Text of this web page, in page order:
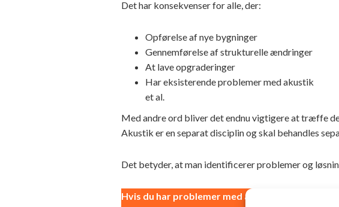
Det har konsekvenser for alle, der:
Opførelse af nye bygninger
Gennemførelse af strukturelle ændringer
At lave opgraderinger
Har eksisterende problemer med akustik
et al.
Med andre ord bliver det endnu vigtigere at træffe
Akustik er en separat disciplin og skal behandles
Det betyder, at man identificerer problemer og
Hvis du har problemer med akustik og støj og